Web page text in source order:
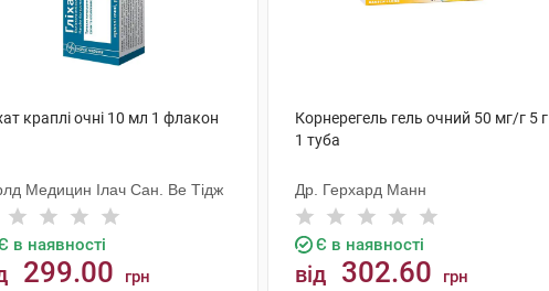
краплі очні 10 мл 1 флакон
Медицин Ілач Сан. Ве Тідж
в наявності
299.00 грн
Корнерегель гель очний 50 мг/г 5 г
1 туба
Др. Герхард Манн
Є в наявності
від 302.60 грн